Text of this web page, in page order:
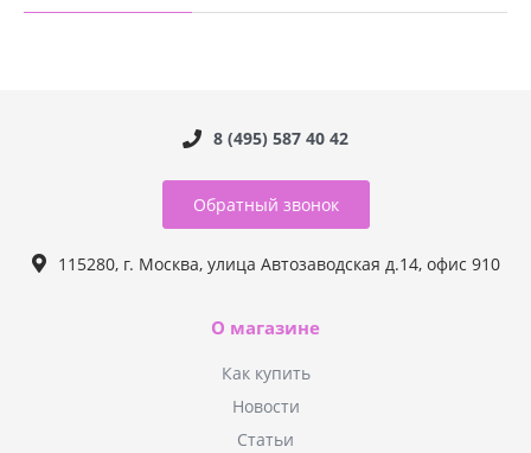
8 (495) 587 40 42
Обратный звонок
115280, г. Москва, улица Автозаводская д.14, офис 910
О магазине
Как купить
Новости
Статьи